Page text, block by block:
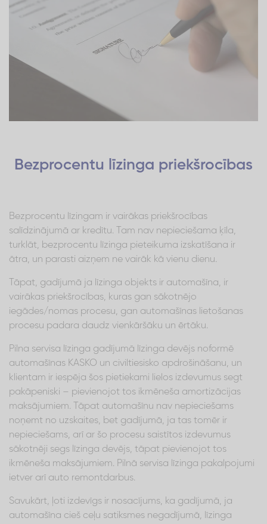
Bezprocentu līzinga priekšrocības
Bezprocentu līzingam ir vairākas priekšrocības
salīdzinājumā ar kredītu. Tam nav nepieciešama ķīla,
turklāt, bezprocentu līzinga pieteikuma izskatīšana ir
ātra, un parasti aizņem ne vairāk kā vienu dienu.
Tāpat, gadījumā ja līzinga objekts ir automašīna, ir
vairākas priekšrocības, kuras gan sākotnējo
iegādes/nomas procesu, gan automašīnas lietošanas
procesu padara daudz vienkāršāku un ērtāku.
Pilna servisa līzinga gadījumā līzinga devējs noformē
automašīnas KASKO un civiltiesisko apdrošināšanu, un
klientam ir iespēja šos pietiekami lielos izdevumus segt
pakāpeniski – pievienojot tos ikmēneša amortizācijas
maksājumiem. Tāpat automašīnu nav nepieciešams
noņemt no uzskaites, bet gadījumā, ja tas tomēr ir
nepieciešams, arī ar šo procesu saistītos izdevumus
sākotnēji segs līzinga devējs, tāpat pievienojot tos
ikmēneša maksājumiem. Pilnā servisa līzinga pakalpojumi
ietver arī auto remontdarbus.
Savukārt, ļoti izdevīgs ir nosacījums, ka gadījumā, ja
automašīna cieš ceļu satiksmes negadījumā, līzinga